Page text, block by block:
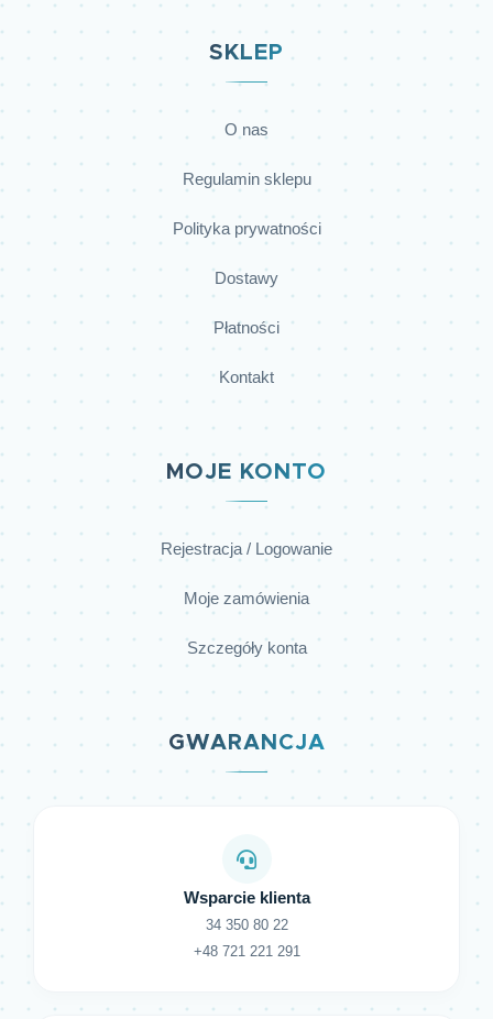
SKLEP
O nas
Regulamin sklepu
Polityka prywatności
Dostawy
Płatności
Kontakt
MOJE KONTO
Rejestracja / Logowanie
Moje zamówienia
Szczegóły konta
GWARANCJA
Wsparcie klienta
34 350 80 22
+48 721 221 291